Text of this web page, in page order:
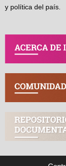
y política del país.